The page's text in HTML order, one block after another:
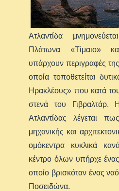
Ατλαντίδα
Πλάτωνα «Τίμαιο»
υπάρχουν περιγραφές
οποία τοποθετείται
Ηρακλέους» που κατά
στενά του Γιβραλτάρ.
Ατλαντίδας λέγεται
μηχανικής και
ομόκεντρα κυκλικά
κέντρο όλων υπήρχε
οποίο βρισκόταν ένας
Ποσειδώνα.